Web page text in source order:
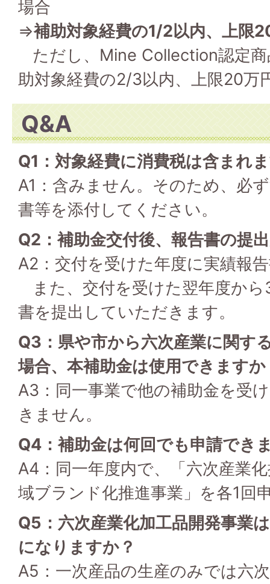
場合
⇒補助対象経費の1/2以内、上限
ただし、Mine Collection認定
助対象経費の2/3以内、上限20万
Q&A
Q1：対象経費に消費税は含まれ
A1：含みません。そのため、必
書等を添付してください。
Q2：補助金交付後、報告書の提
A2：交付を受けた年度に実績報
また、交付を受けた翌年度から
書を提出していただきます。
Q3：県や市から六次産業に関す
場合、本補助金は使用できますか
A3：同一事業で他の補助金を受
きません。
Q4：補助金は何回でも申請でき
A4：同一年度内で、「六次産業
域ブランド化推進事業」を各1回
Q5：六次産業化加工品開発事業
になりますか？
A5：一次産品の生産のみでは六